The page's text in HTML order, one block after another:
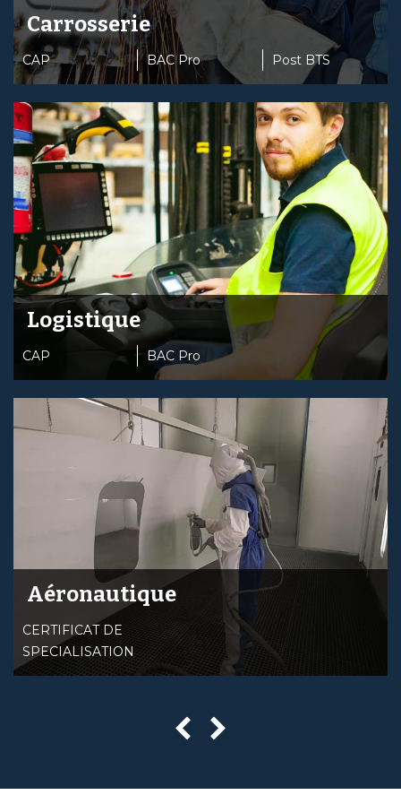
Carrosserie
CAP BAC Pro Post BTS
Logistique
CAP BAC Pro
Aéronautique
CERTIFICAT DE
SPECIALISATION